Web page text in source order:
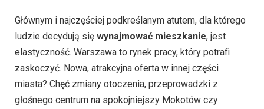
Głównym i najczęściej podkreślanym atutem, dla którego
ludzie decydują się wynajmować mieszkanie, jest
elastyczność. Warszawa to rynek pracy, który potrafi
zaskoczyć. Nowa, atrakcyjna oferta w innej części
miasta? Chęć zmiany otoczenia, przeprowadzki z
głośnego centrum na spokojniejszy Mokotów czy